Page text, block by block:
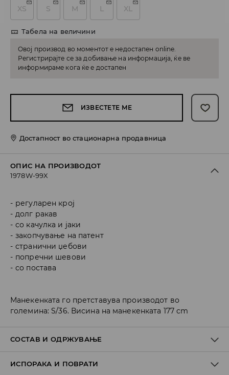
XS S M L XL
Табела на величини
Овој производ во моментот е недостапен online.
Регистрирајте се за добивање на информација, ќе ве
информираме кога ќе е достапен
ИЗВЕСТЕТЕ МЕ
Достапност во стационарна продавница
ОПИС НА ПРОИЗВОДОТ
1978W-99X
регуларен крој
долг ракав
со качулка и јаки
закопчување на патент
странични џебови
попречни шевови
со постава
Манекенката го претставува производот во
големина: S/36. Висина на манекенката 177 cm
СОСТАВ И ОДРЖУВАЊЕ
100% ПОЛИЕСТЕР
ИСПОРАКА И ПОВРАТИ